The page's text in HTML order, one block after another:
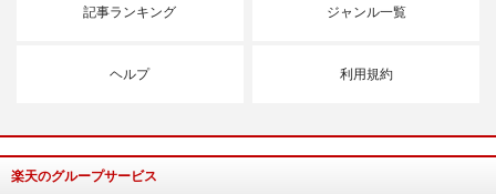
記事ランキング ジャンル一覧
ヘルプ 利用規約
楽天のグループサービス